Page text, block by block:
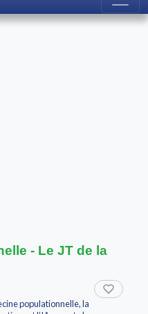
- Le JT de la
populationnelle, la